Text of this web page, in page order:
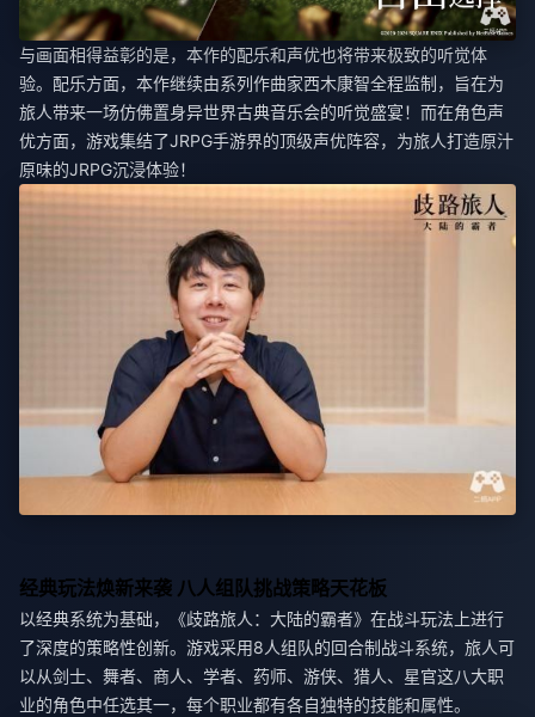
与画面相得益彰的是，本作的配乐和声优也将带来极致的听觉体
验。配乐方面，本作继续由系列作曲家西木康智全程监制，旨在为
旅人带来一场仿佛置身异世界古典音乐会的听觉盛宴！而在角色声
优方面，游戏集结了JRPG手游界的顶级声优阵容，为旅人打造原汁
原味的JRPG沉浸体验！
经典玩法焕新来袭 八人组队挑战策略天花板
以经典系统为基础，《歧路旅人：大陆的霸者》在战斗玩法上进行
了深度的策略性创新。游戏采用8人组队的回合制战斗系统，旅人可
以从剑士、舞者、商人、学者、药师、游侠、猎人、星官这八大职
业的角色中任选其一，每个职业都有各自独特的技能和属性。